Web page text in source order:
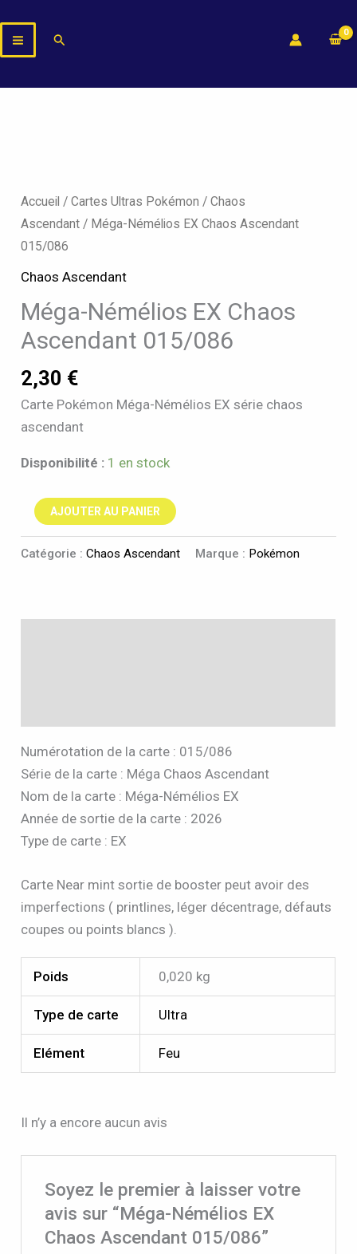
au
contenu
Rechercher
Accueil /Cartes Ultras Pokémon /Chaos
Ascendant / Méga-Némélios EX Chaos Ascendant
015/086
Chaos Ascendant
Méga-Némélios EX Chaos
Ascendant 015/086
2,30 €
Carte Pokémon Méga-Némélios EX série chaos
ascendant
Disponibilité : 1 en stock
Méga-
Némélios
EX
Ascendant
015/086
AJOUTER AU PANIER
Catégorie :Chaos Ascendant Marque : Pokémon
Numérotation de la carte : 015/086
Série de la carte : Méga Chaos Ascendant
Nom de la carte : Méga-Némélios EX
Année de sortie de la carte : 2026
Type de carte : EX
Carte Near mint sortie de booster peut avoir des
imperfections ( printlines, léger décentrage, défauts
coupes ou points blancs ).
Poids 0,020 kg
Type de carte Ultra
Elément Feu
Il n’y a encore aucun avis
Soyez le premier à laisser votre
avis sur “Méga-Némélios EX
Chaos Ascendant 015/086”